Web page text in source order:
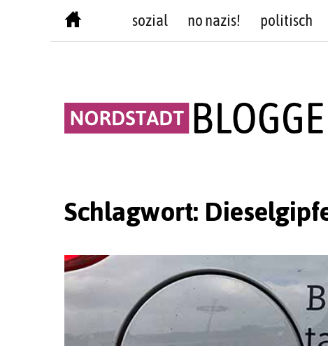
sozial no nazis! politisch
Schlagwort: